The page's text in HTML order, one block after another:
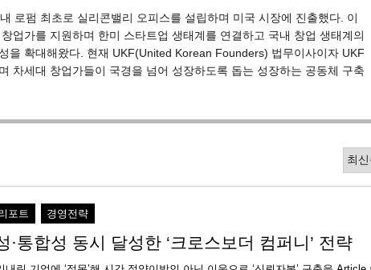
로펌 최초로 실리콘밸리 오피스를 설립하며 미국 시장에 진출했다. 이
업가를 지원하며 한미 스타트업 생태계를 연결하고 국내 창업 생태계의
을 확대해왔다. 현재 UKF(United Korean Founders) 법무이사이자 UKF
차세대 창업가들이 국경을 넘어 성장하도록 돕는 성장하는 공동체 구축
포트 경영전략
·통합성 동시 달성한 ‘크로스보더 컴퍼니’ 전략